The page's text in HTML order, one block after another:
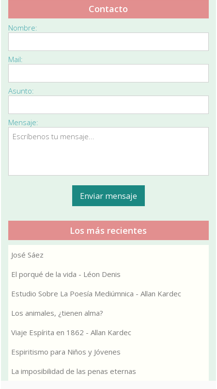
Contacto
Nombre:
Mail:
Asunto:
Mensaje:
Los más recientes
José Sáez
El porqué de la vida - Léon Denis
Estudio Sobre La Poesía Mediúmnica - Allan Kardec
Los animales, ¿tienen alma?
Viaje Espírita en 1862 - Allan Kardec
Espiritismo para Niños y Jóvenes
La imposibilidad de las penas eternas